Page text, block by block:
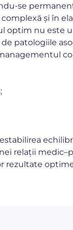
se
și în
optim nu este
patologiile
relații
rezultate